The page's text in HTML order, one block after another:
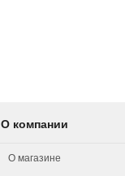
О компании
О магазине